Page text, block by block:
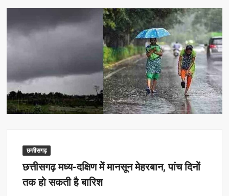
छत्तीसगढ़
छत्तीसगढ़ मध्य-दक्षिण में मानसून मेहरबान, पांच दिनों
तक हो सकती है बारिश